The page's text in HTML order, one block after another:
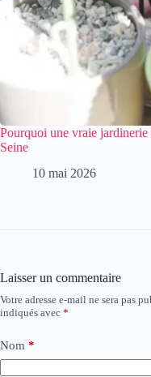
Pourquoi une vraie jardinerie
Seine
10 mai 2026
Laisser un commentaire
Votre adresse e-mail ne sera pas
indiqués avec *
Nom *